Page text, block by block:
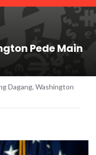
Pede Main
Dagang, Washington